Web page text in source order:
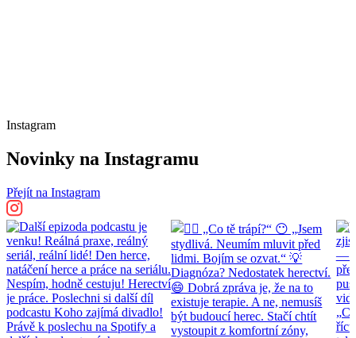
Instagram
Novinky na Instagramu
Přejít na Instagram